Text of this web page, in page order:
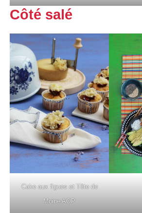
Côté salé
Cake aux figues et Tête de
Moine AOP